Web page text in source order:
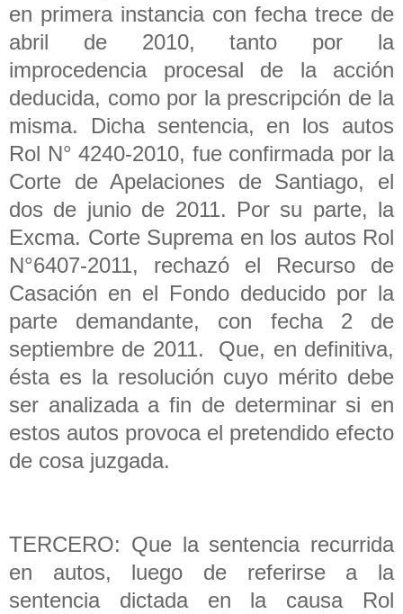
en primera instancia con fecha trece de
abril de 2010, tanto por la
improcedencia procesal de la acción
deducida, como por la prescripción de la
misma. Dicha sentencia, en los autos
Rol N° 4240-2010, fue confirmada por la
Corte de Apelaciones de Santiago, el
dos de junio de 2011. Por su parte, la
Excma. Corte Suprema en los autos Rol
N°6407-2011, rechazó el Recurso de
Casación en el Fondo deducido por la
parte demandante, con fecha 2 de
septiembre de 2011. Que, en definitiva,
ésta es la resolución cuyo mérito debe
ser analizada a fin de determinar si en
estos autos provoca el pretendido efecto
de cosa juzgada.
TERCERO: Que la sentencia recurrida
en autos, luego de referirse a la
sentencia dictada en la causa Rol